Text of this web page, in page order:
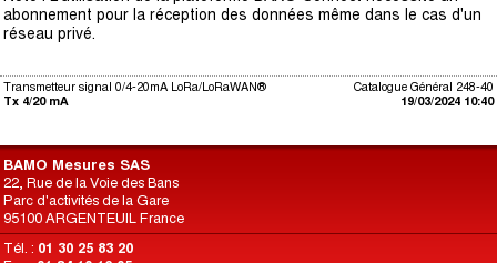
abonnement pour la réception des données même dans le cas d'un
réseau privé.
Catalogue Général 248-40
19/03/2024 10:40
Transmetteur signal 0/4-20mA LoRa/LoRaWAN®
Tx 4/20 mA
BAMO Mesures SAS
22, Rue de la Voie des Bans
Parc d'activités de la Gare
95100 ARGENTEUIL France
Tél. : 01 30 25 83 20